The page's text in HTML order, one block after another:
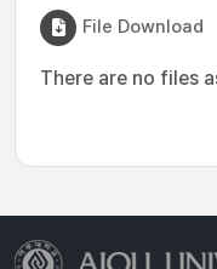
File Download
There are no files